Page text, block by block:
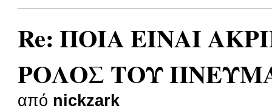
Re: ΠΟΙΑ ΕΙΝΑΙ
ΡΟΛΟΣ ΤΟΥ
από nickzark